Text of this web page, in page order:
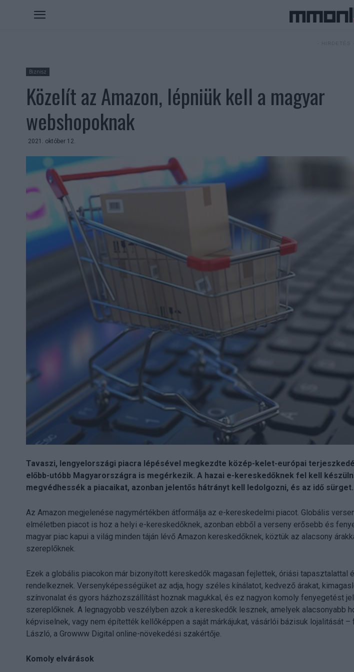
Biznisz
Közelít az Amazon, lépniük kell a magyar
webshopoknak
2021. október 12.
Tavaszi, lengyelországi piacra lépésével megkezdte közép-kelet-európai
előbb-utóbb Magyarországra is megérkezik. A hazai e-kereskedőknek fel kell
megvédhessék a piacaikat, azonban jelentős hátrányt kell ledolgozni, és az idő sürget.
Az Amazon megjelenése nagymértékben átformálja az e-kereskedelmi piacot. Globális
elméletben piacot is hoz a helyi e-kereskedőknek, azonban ebből a verseny erősebb és
magyar piac kapui a világ minden táján lévő Amazon kereskedőknek, köztük az alacsony
szereplőknek.
Ezek a globális piacokon már bizonyított kereskedők magasan fejlettek, óriási tapasztalattal
rendelkeznek. Versenyképességüket az adja, hogy széles kínálatot, kedvező árakat,
színvonalat és gyors házhozszállítást hoznak magukkal, és ez nagyon komoly fenyegetést
szereplőknek. A legnagyobb veszélyben azok a kereskedők lesznek, amelyek alacsonyabb
képviselnek, vagy nem építették kellőképpen a saját márkájukat, vásárlói bázisuk lojalitását
László, a Growww Digital online-növekedési szakértője.
Komoly elvárások